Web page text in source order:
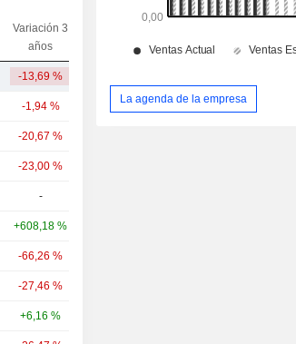
Variación 3
años
-13,69 %
-1,94 % 90,25 mil M
-20,67 %
-23,00 %
-
+608,18 %
-66,26 %
-27,46 %
+6,16 %
La agenda de la empresa